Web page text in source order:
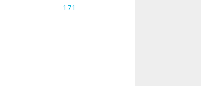
1.71